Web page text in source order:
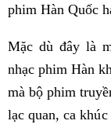
phim Hàn Quốc
Mặc dù đây là
nhạc phim Hàn
mà bộ phim
lạc quan, ca